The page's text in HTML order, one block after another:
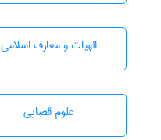
الهیات و معارف اسلامی
علوم قضایی